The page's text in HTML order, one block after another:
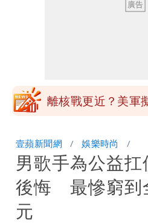
姜厚任自爆「和
孫戀」 75歲男星
離核戰更近？美軍
周溼答答
Tim哥慘成淹水戶
他崩潰喊完蛋
黑面嫁女席開200
壹蘋新聞網 娛樂時尚
男歌手為公益
後悔 最慘窮到
元